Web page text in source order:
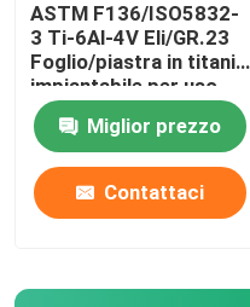
ASTM F136/ISO5832-
3 Ti-6Al-4V Eli/GR.23
Foglio/piastra in titanio
impiantabile per uso
medico
Miglior prezzo
Contattaci